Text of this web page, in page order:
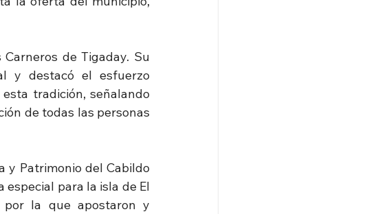
de Tigaday. Su
y destacó el esfuerzo
tradición, señalando
de todas las personas
y Patrimonio del Cabildo
especial para la isla de El
por la que apostaron y